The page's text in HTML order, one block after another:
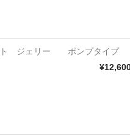
ト ジェリー ポンプタイプ